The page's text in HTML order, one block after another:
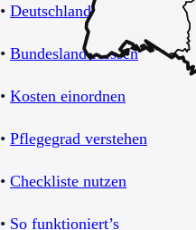
• Deutschland-Übersicht
• Bundesland Hessen
• Kosten einordnen
• Pflegegrad verstehen
• Checkliste nutzen
• So funktioniert’s